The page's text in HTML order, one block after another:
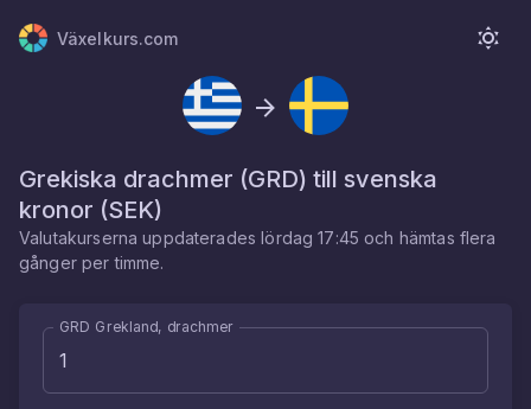
Växelkurs.com
Grekiska drachmer (GRD) till svenska
kronor (SEK)
Valutakurserna uppdateradeslördag 17:45 och hämtas flera
gånger per timme.
GRD Grekland, drachmer